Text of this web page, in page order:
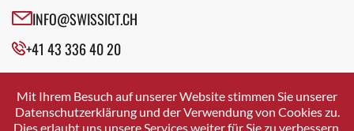
Crissier
Davos Platz
Dierikon
Dietikon
INFO@SWISSICT.CH
+41 43 336 40 20
SWISSICT
VULKANSTRASSE 120
8048 ZURICH
Mit Ihrem Besuch auf unserer Website stimmen Sie unserer
Datenschutzerklärung und der Verwendung von Cookies zu.
Dies erlaubt uns unsere Services weiter für Sie zu verbessern.